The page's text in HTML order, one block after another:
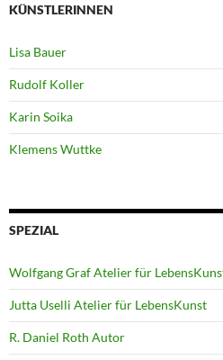
KÜNSTLERINNEN
Lisa Bauer
Rudolf Koller
Karin Soika
Klemens Wuttke
SPEZIAL
Wolfgang Graf Atelier für
Jutta Uselli Atelier für LebensKunst
R. Daniel Roth Autor